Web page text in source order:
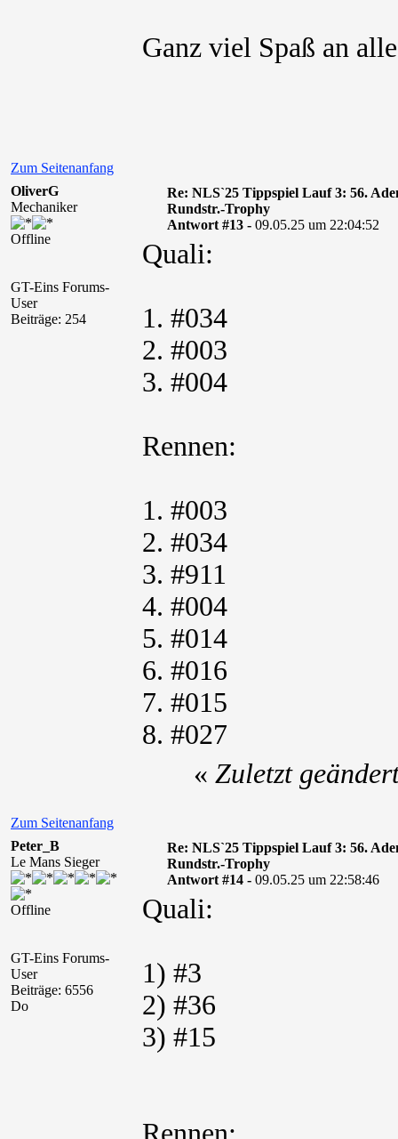
Ganz viel Spaß an
Zum Seitenanfang
OliverG
Mechaniker
Offline
GT-Eins Forums-
User
Beiträge: 254
Re: NLS`25 Tippspiel Lauf 3: 56.
Rundstr.-Trophy
Antwort #13 - 09.05.25 um 22:04:52
Quali:
1. #034
2. #003
3. #004
Rennen:
1. #003
2. #034
3. #911
4. #004
5. #014
6. #016
7. #015
8. #027
Zum Seitenanfang
« Zuletzt
Peter_B
Le Mans Sieger
Offline
GT-Eins Forums-
User
Beiträge: 6556
Do
Re: NLS`25 Tippspiel Lauf 3: 56.
Rundstr.-Trophy
Antwort #14 - 09.05.25 um 22:58:46
Quali:
1) #3
2) #36
3) #15